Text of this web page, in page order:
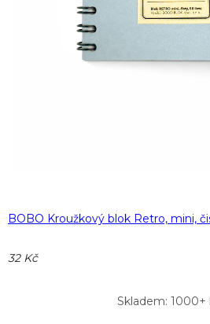
BOBO Kroužkový blok Retro, mini,
32 Kč
Skladem: 1000+